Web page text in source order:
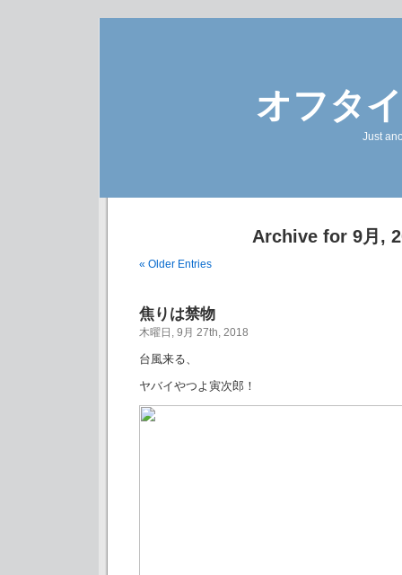
オフタ
Just
Archive for 9月,
« Older Entries
焦りは禁物
木曜日, 9月 27th, 2018
台風来る、
ヤバイやつよ寅次郎！